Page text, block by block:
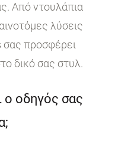
Από ντουλάπια
λύσεις
προσφέρει
δικό σας στυλ.
ο οδηγός σας